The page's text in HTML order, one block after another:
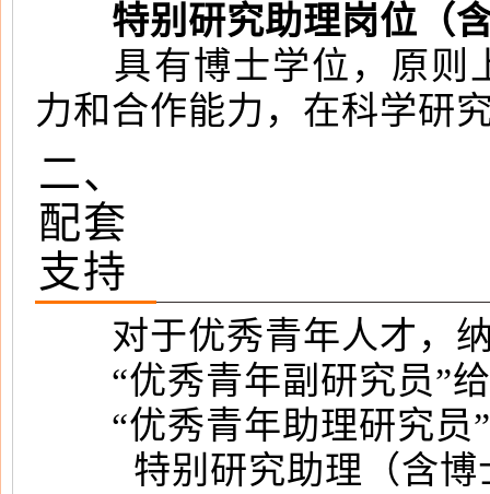
特别研究助理岗位（
具有博士学位，原则上
力和合作能力，在科学研
二、
配套
支持
对于优秀青年人才，纳
“优秀青年副研究员”给
“优秀青年助理研究员”
特别研究助理（含博